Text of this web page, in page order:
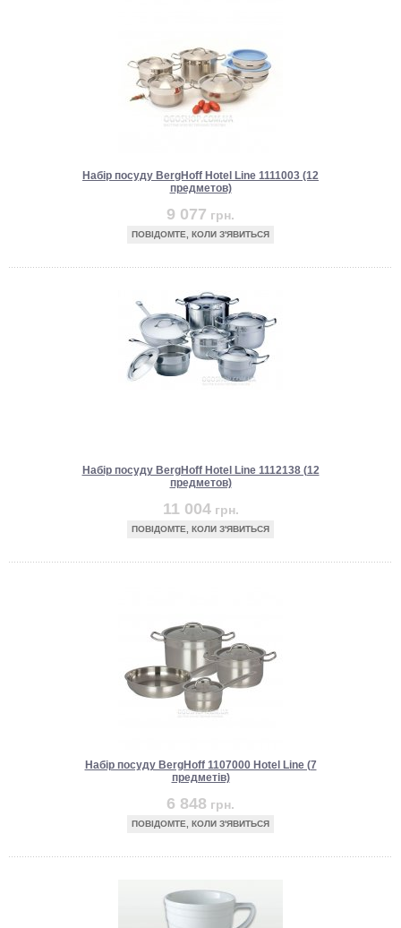
Набір посуду BergHoff Hotel Line 1111003 (12
предметов)
9 077 грн.
ПОВІДОМТЕ, КОЛИ З'ЯВИТЬСЯ
Набір посуду BergHoff Hotel Line 1112138 (12
предметов)
11 004 грн.
ПОВІДОМТЕ, КОЛИ З'ЯВИТЬСЯ
Набір посуду BergHoff 1107000 Hotel Line (7
предметів)
6 848 грн.
ПОВІДОМТЕ, КОЛИ З'ЯВИТЬСЯ